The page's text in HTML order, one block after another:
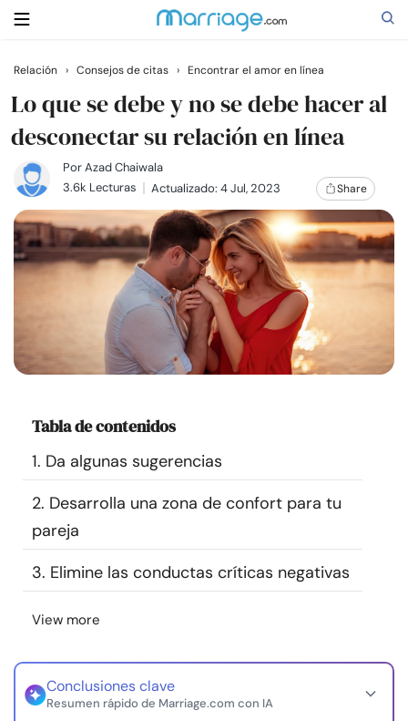
Buscar
Casarse
Relaciones
Familia
Cursos
Recursos
Comunidad
Encuentra un terapeuta
Idioma
nosotros
© Copyright 2026. Todos los derechos reservados.
Relación › Consejos de citas › Encontrar el amor en línea
Lo que se debe y no se debe hacer al
desconectar su relación en línea
PorAzad Chaiwala
3.6k Lecturas
Actualizado: 4 Jul, 2023 Share
Tabla de contenidos
1. Da algunas sugerencias
2. Desarrolla una zona de confort para tu
pareja
3. Elimine las conductas críticas negativas
View more
Conclusiones clave
Resumen rápido de Marriage.com con IA